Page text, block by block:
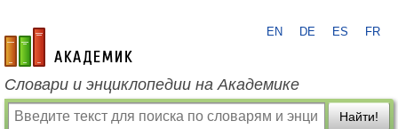
academic.ru
EN DE ES FR
Словари и энциклопедии на Академике
Найти!